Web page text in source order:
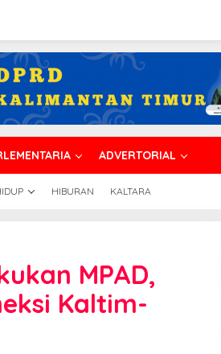
ADVERTORIAL
HIBURAN KALTARA
MPAD,
Kaltim-